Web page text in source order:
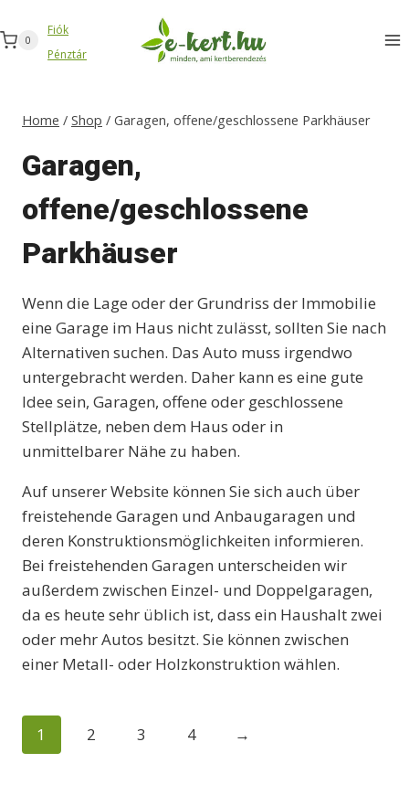
Inhalt
springen
0
Fiók
Pénztár
Home / Shop / Garagen, offene/geschlossene Parkhäuser
Garagen,
offene/geschlossene
Parkhäuser
Wenn die Lage oder der Grundriss der Immobilie
eine Garage im Haus nicht zulässt, sollten Sie nach
Alternativen suchen. Das Auto muss irgendwo
untergebracht werden. Daher kann es eine gute
Idee sein, Garagen, offene oder geschlossene
Stellplätze, neben dem Haus oder in
unmittelbarer Nähe zu haben.
Auf unserer Website können Sie sich auch über
freistehende Garagen und Anbaugaragen und
deren Konstruktionsmöglichkeiten informieren.
Bei freistehenden Garagen unterscheiden wir
außerdem zwischen Einzel- und Doppelgaragen,
da es heute sehr üblich ist, dass ein Haushalt zwei
oder mehr Autos besitzt. Sie können zwischen
einer Metall- oder Holzkonstruktion wählen.
1 2 3 4 →